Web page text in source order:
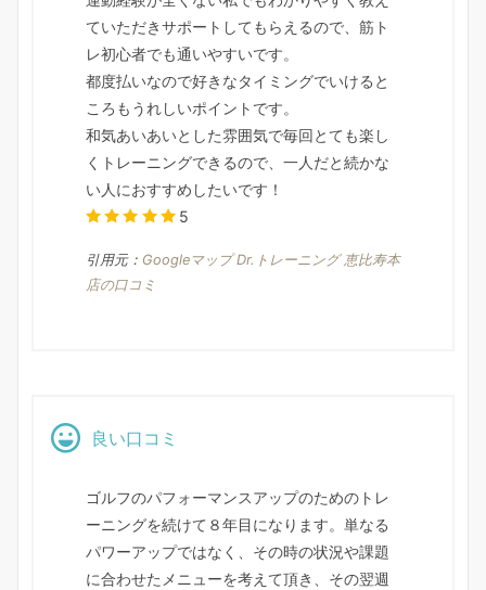
ていただきサポートしてもらえるので、筋ト
レ初心者でも通いやすいです。
都度払いなので好きなタイミングでいけると
ころもうれしいポイントです。
和気あいあいとした雰囲気で毎回とても楽し
くトレーニングできるので、一人だと続かな
い人におすすめしたいです！
5
引用元： Googleマップ Dr.トレーニング 恵比寿本
店の口コミ
良い口コミ
ゴルフのパフォーマンスアップのためのトレ
ーニングを続けて８年目になります。単なる
パワーアップではなく、その時の状況や課題
に合わせたメニューを考えて頂き、その翌週